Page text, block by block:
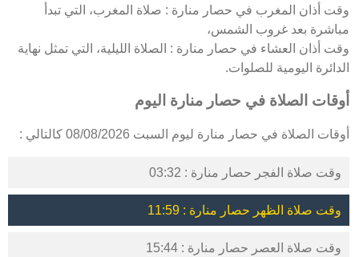
وقت أذان المغرب في حصار منارة : صلاة المغرب، التي تبدأ
مباشرة بعد غروب الشمس،
وقت أذان العشاء في حصار منارة : الصلاة الليلية، التي تمثل نهاية
الدائرة اليومية للصلوات.
أوقات الصلاة في حصار منارة اليوم
أوقات الصلاة في حصار منارة ليوم السبت 08/08/2026 كالتالي :
وقت صلاة الفجر حصار منارة : 03:32
وقت صلاة الظهر حصار منارة : 11:59
وقت صلاة العصر حصار منارة : 15:44